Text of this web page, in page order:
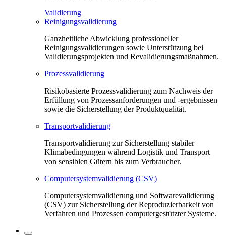
Validierung
Reinigungsvalidierung
Ganzheitliche Abwicklung professioneller
Reinigungsvalidierungen sowie Unterstützung bei
Validierungsprojekten und Revalidierungsmaßnahmen.
Prozessvalidierung
Risikobasierte Prozessvalidierung zum Nachweis der
Erfüllung von Prozessanforderungen und -ergebnissen
sowie die Sicherstellung der Produktqualität.
Transportvalidierung
Transportvalidierung zur Sicherstellung stabiler
Klimabedingungen während Logistik und Transport
von sensiblen Gütern bis zum Verbraucher.
Computersystemvalidierung (CSV)
Computersystemvalidierung und Softwarevalidierung
(CSV) zur Sicherstellung der Reproduzierbarkeit von
Verfahren und Prozessen computergestützter Systeme.